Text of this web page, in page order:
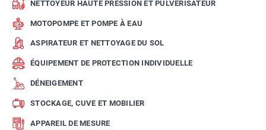
NETTOYEUR HAUTE PRESSION ET PULVÉRISATEUR
MOTOPOMPE ET POMPE À EAU
ASPIRATEUR ET NETTOYAGE DU SOL
ÉQUIPEMENT DE PROTECTION INDIVIDUELLE
DÉNEIGEMENT
STOCKAGE, CUVE ET MOBILIER
APPAREIL DE MESURE